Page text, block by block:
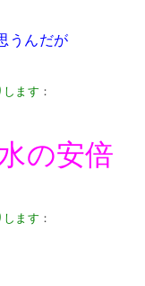
うんだが
します ：
の安倍
します ：